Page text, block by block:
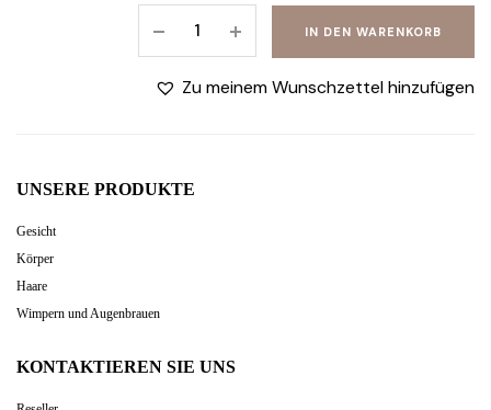
sun
mit
ml
IN DEN WARENKORB
Zu meinem Wunschzettel hinzufügen
UNSERE PRODUKTE
Gesicht
Körper
Haare
Wimpern und Augenbrauen
KONTAKTIEREN SIE UNS